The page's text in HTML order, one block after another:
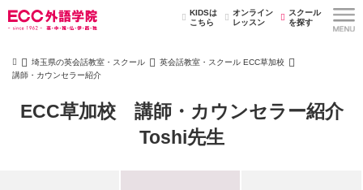
KIDSは
こちら
オンライン
レッスン
スクール
を探す
埼玉県の英会話教室・スクール
英会話教室・スクール ECC草加校
講師・カウンセラー紹介
ECC草加校 講師・カウンセラー紹介
Toshi先生